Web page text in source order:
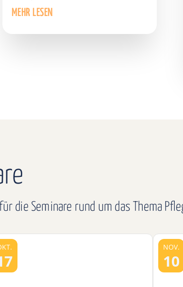
MEHR LESEN
die Seminare rund um das Thema
NOV.
10